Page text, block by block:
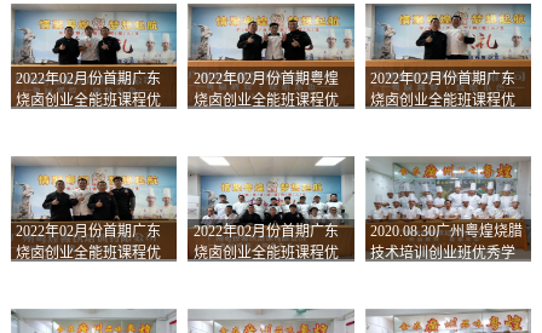
2022年02月份首期广东
烧卤创业全能班课程优
2022年02月份首期粤煌
烧卤创业全能班课程优
2022年02月份首期广东
烧卤创业全能班课程优
2022年02月份首期广东
烧卤创业全能班课程优
2022年02月份首期广东
烧卤创业全能班课程优
2020.08.30广州粤煌烧腊
技术培训创业班优秀学